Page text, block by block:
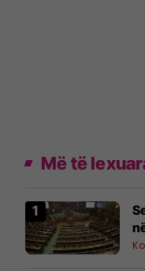
Më të